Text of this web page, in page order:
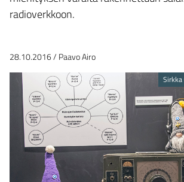
radioverkkoon.
28.10.2016/ Paavo Airo